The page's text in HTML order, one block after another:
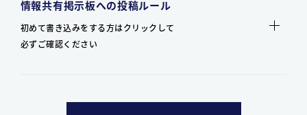
情報共有掲示板への投稿ルール
初めて書き込みをする方はクリックして
必ずご確認ください